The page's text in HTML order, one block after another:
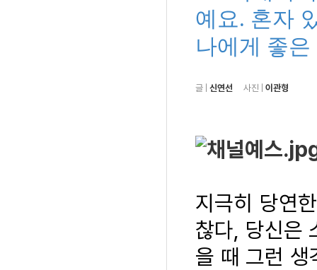
예요. 혼자
나에게 좋
글 신연선 사진 이관형
지극히 당연
찮다, 당신은
을 때 그런 생